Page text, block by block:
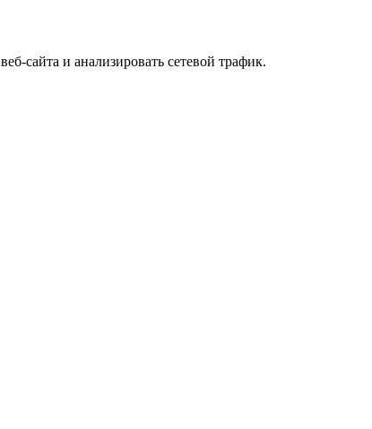
сайта и анализировать сетевой трафик.